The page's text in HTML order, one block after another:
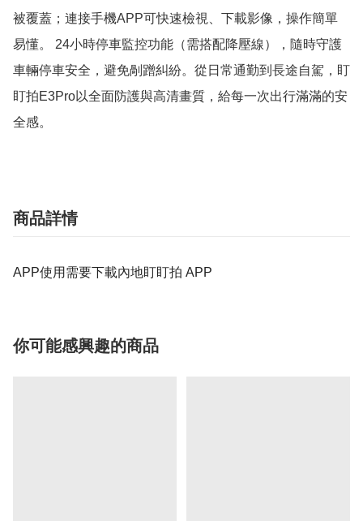
被覆蓋；連接手機APP可快速檢視、下載影像，操作簡單
易懂。 24小時停車監控功能（需搭配降壓線），隨時守護
車輛停車安全，避免剮蹭糾紛。從日常通勤到長途自駕，盯
盯拍E3Pro以全面防護與高清畫質，給每一次出行滿滿的安
全感。
商品詳情
APP使用需要下載內地盯盯拍 APP
你可能感興趣的商品